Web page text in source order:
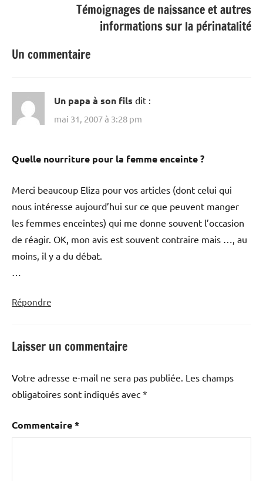
Témoignages de naissance et autres
informations sur la périnatalité
Un commentaire
Un papa à son fils dit :
mai 31, 2007 à 3:28 pm
Quelle nourriture pour la femme enceinte ?
Merci beaucoup Eliza pour vos articles (dont celui qui
nous intéresse aujourd’hui sur ce que peuvent manger
les femmes enceintes) qui me donne souvent l’occasion
de réagir. OK, mon avis est souvent contraire mais …, au
moins, il y a du débat.
…
Répondre
Laisser un commentaire
Votre adresse e-mail ne sera pas publiée. Les champs
obligatoires sont indiqués avec *
Commentaire*